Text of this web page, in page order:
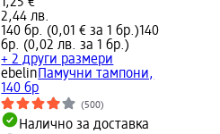
1,25 €
2,44 лв.
140 бр. (0,01 € за 1 бр.)140
бр. (0,02 лв. за 1 бр.)
+ 2 други размери
ebelinПамучни тампони,
140 бр
(500)
Налично за доставка